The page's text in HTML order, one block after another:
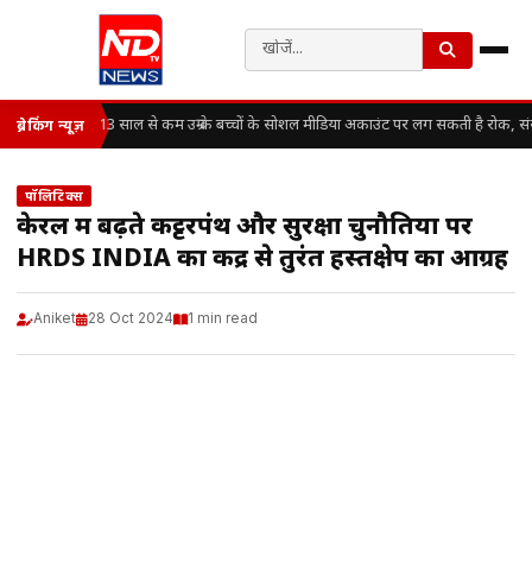
ब्रेकिंग न्यूज़ 13 साल से कम उम्र के बच्चों के सोशल मीडिया अकाउंट पर लग सकती है रोक,
पॉलिटिक्स
केरल में बढ़ते कट्टरपंथ और सुरक्षा चुनौतियों पर
HRDS INDIA का केंद्र से तुरंत हस्तक्षेप का आग्रह
Aniket 28 Oct 2024 1 min read